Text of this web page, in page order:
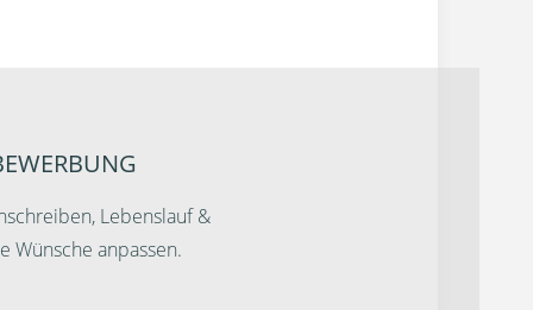
Lebenslauf &
Wünsche anpassen.